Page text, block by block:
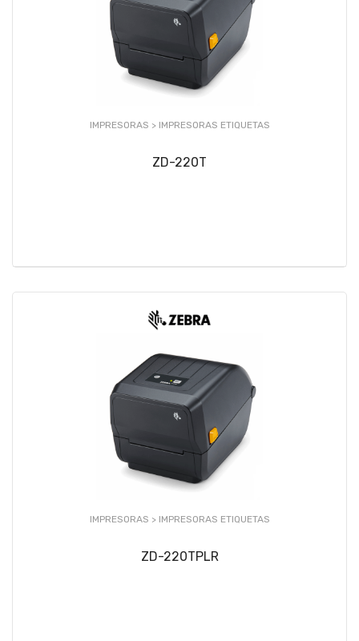
IMPRESORAS > IMPRESORAS ETIQUETAS
ZD-220T
IMPRESORAS > IMPRESORAS ETIQUETAS
ZD-220TPLR